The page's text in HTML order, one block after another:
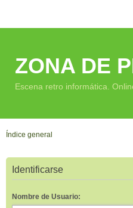
ZONA DE
Escena retro informática.
Índice general
Identificarse
Nombre de Usuario: